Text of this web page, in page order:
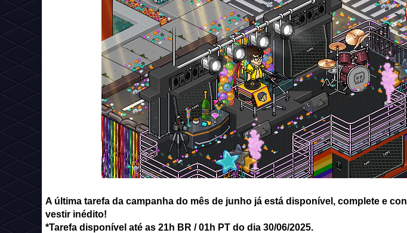
A última tarefa da campanha do mês de junho já está disponível, complete e
vestir inédito!
*Tarefa disponível até as 21h BR / 01h PT do dia 30/06/2025.